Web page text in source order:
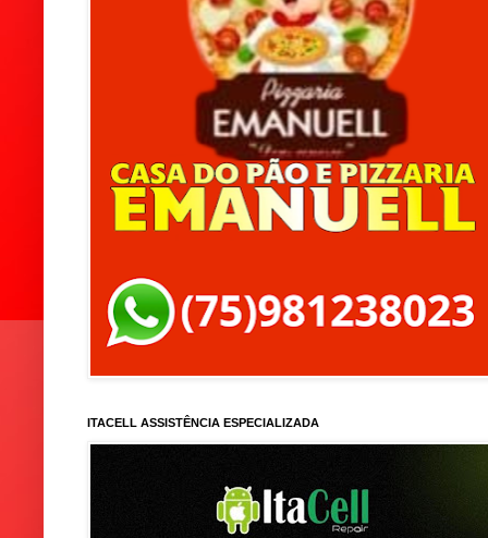
ITACELL ASSISTÊNCIA ESPECIALIZADA